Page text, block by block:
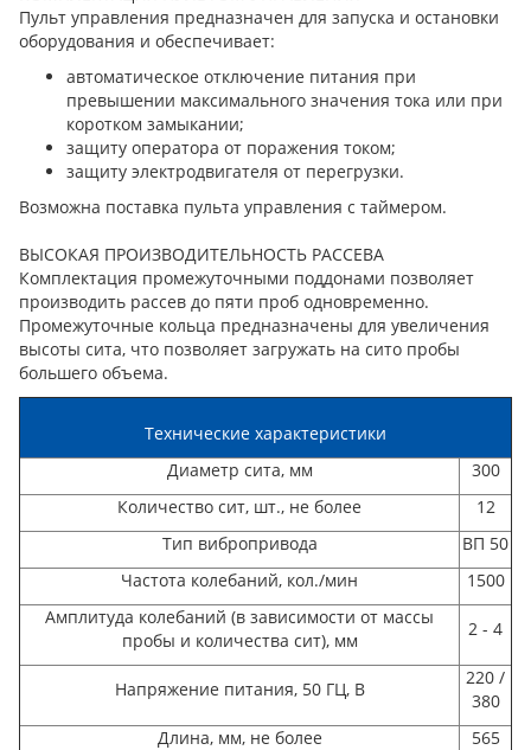
Пульт управления предназначен для запуска и остановки
оборудования и обеспечивает:
автоматическое отключение питания при
превышении максимального значения тока или при
коротком замыкании;
защиту оператора от поражения током;
защиту электродвигателя от перегрузки.
Возможна поставка пульта управления с таймером.
ВЫСОКАЯ ПРОИЗВОДИТЕЛЬНОСТЬ РАССЕВА
Комплектация промежуточными поддонами позволяет
производить рассев до пяти проб одновременно.
Промежуточные кольца предназначены для увеличения
высоты сита, что позволяет загружать на сито пробы
большего объема.
Технические характеристики
Диаметр сита, мм
300
Количество сит, шт., не более
12
Тип вибропривода
ВП 50
Частота колебаний, кол./мин
1500
Амплитуда колебаний (в зависимости от массы
пробы и количества сит), мм
2 - 4
Напряжение питания, 50 ГЦ, В
220 /
380
Длина, мм, не более
565